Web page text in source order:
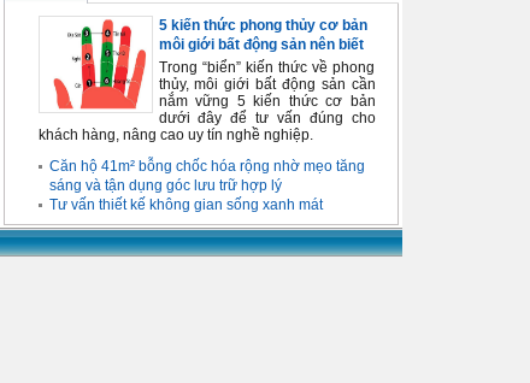
5 kiến thức phong thủy cơ bản
môi giới bất động sản nên biết
Trong “biển” kiến thức về phong
thủy, môi giới bất động sản cần
nắm vững 5 kiến thức cơ bản
dưới đây để tư vấn đúng cho
khách hàng, nâng cao uy tín nghề nghiệp.
Căn hộ 41m² bỗng chốc hóa rộng nhờ mẹo tăng
sáng và tận dụng góc lưu trữ hợp lý
Tư vấn thiết kế không gian sống xanh mát